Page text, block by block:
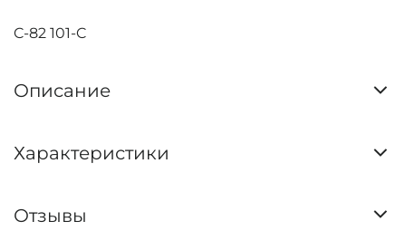
C-82 101-C
Описание
Характеристики
Отзывы